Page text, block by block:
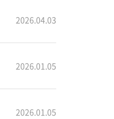
2026.04.03
2026.01.05
2026.01.05